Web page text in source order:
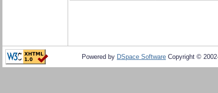
Powered by DSpace Software Copyright ©